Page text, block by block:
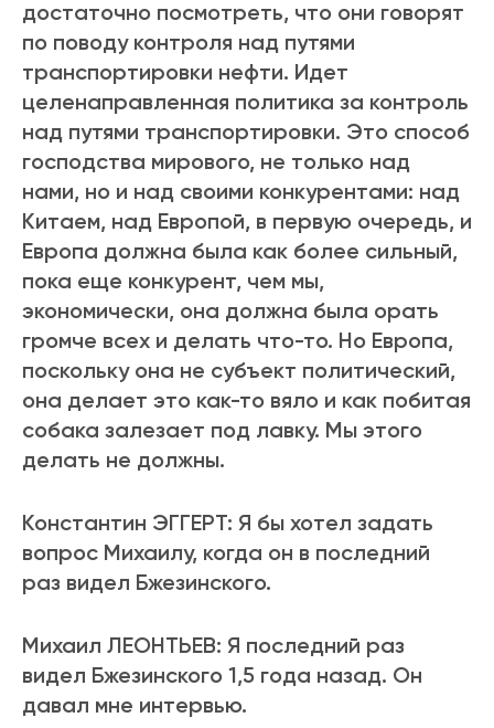
достаточно посмотреть, что они говорят
по поводу контроля над путями
транспортировки нефти. Идет
целенаправленная политика за контроль
над путями транспортировки. Это способ
господства мирового, не только над
нами, но и над своими конкурентами: над
Китаем, над Европой, в первую очередь, и
Европа должна была как более сильный,
пока еще конкурент, чем мы,
экономически, она должна была орать
громче всех и делать что-то. Но Европа,
поскольку она не субъект политический,
она делает это как-то вяло и как побитая
собака залезает под лавку. Мы этого
делать не должны.
Константин ЭГГЕРТ: Я бы хотел задать
вопрос Михаилу, когда он в последний
раз видел Бжезинского.
Михаил ЛЕОНТЬЕВ: Я последний раз
видел Бжезинского 1,5 года назад. Он
давал мне интервью.